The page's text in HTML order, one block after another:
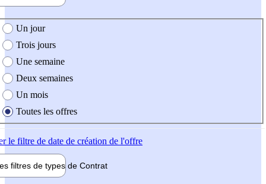
création de l'offre
Un jour
Trois jours
Une semaine
Deux semaines
Un mois
Toutes les offres
le filtre de date de création de l'offre
filtres de types de Contrat